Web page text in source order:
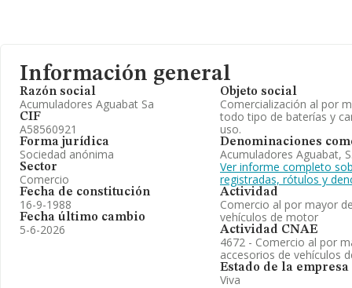
Información general
Razón social
Acumuladores Aguabat Sa
CIF
A58560921
Forma jurídica
Sociedad anónima
Sector
Comercio
Fecha de constitución
16-9-1988
Fecha último cambio
5-6-2026
Objeto social
Comercialización al por
todo tipo de baterías y
uso.
Denominaciones
Acumuladores Aguabat,
Ver informe completo
registradas, rótulos y
Actividad
Comercio al por mayor
vehículos de motor
Actividad CNAE
4672 - Comercio al por
accesorios de vehículos
Estado de la empresa
Viva